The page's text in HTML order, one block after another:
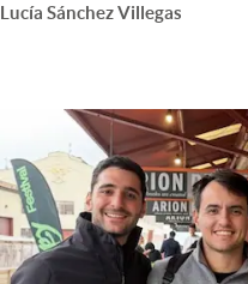
Lucía Sánchez Villegas